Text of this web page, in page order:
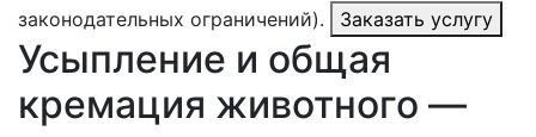
законодательных ограничений).
Заказать услугу
Усыпление и общая
кремация животного —